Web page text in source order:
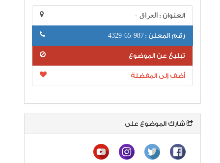
العنوان :العراق -
رقم المعلن :987-65-4329
تبليغ عن الموضوع
أضف إلى المفضلة
شارك الموضوع على